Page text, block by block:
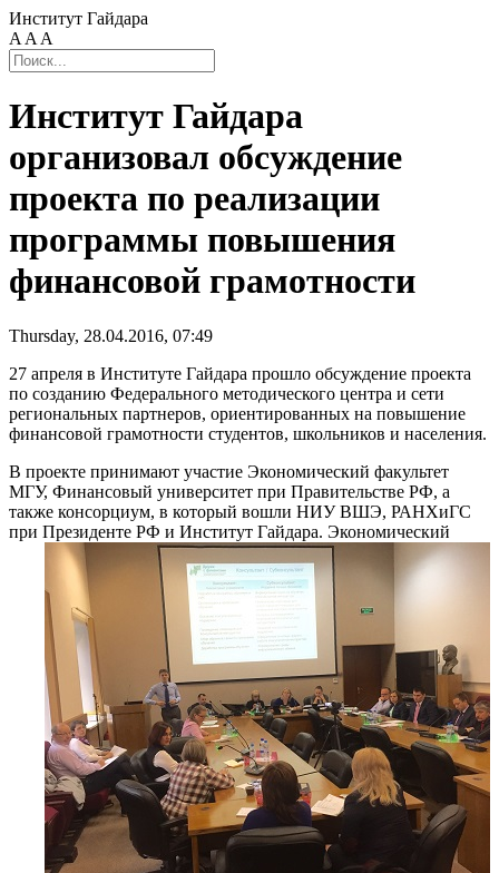
Институт Гайдара
A A A
Институт Гайдара
организовал обсуждение
проекта по реализации
программы повышения
финансовой грамотности
Thursday, 28.04.2016, 07:49
27 апреля в Институте Гайдара прошло обсуждение проекта
по созданию Федерального методического центра и сети
региональных партнеров, ориентированных на повышение
финансовой грамотности студентов, школьников и населения.
В проекте принимают участие Экономический факультет
МГУ, Финансовый университет при Правительстве РФ, а
также консорциум, в который вошли НИУ ВШЭ, РАНХиГС
при Президенте РФ и Институт Гайдара. Экономический